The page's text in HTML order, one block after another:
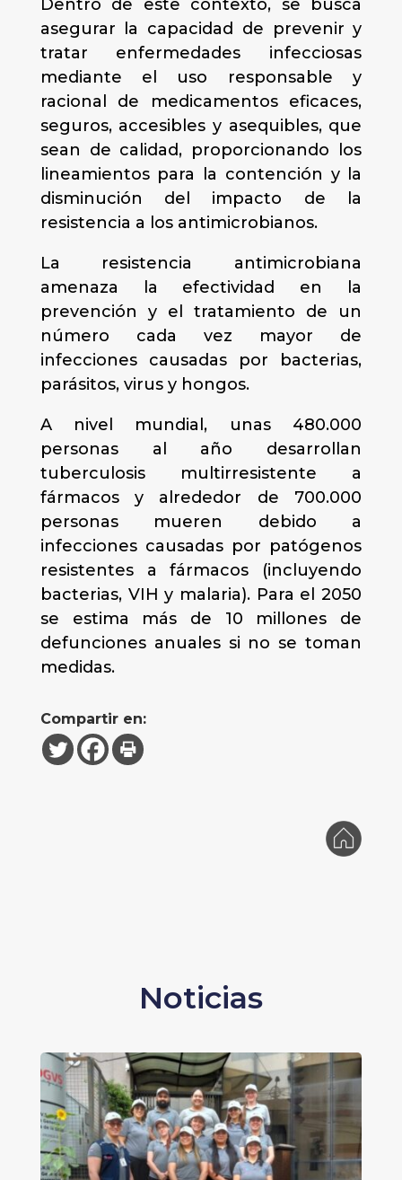
Dentro de este contexto, se busca
asegurar la capacidad de prevenir y
tratar enfermedades infecciosas
mediante el uso responsable y
racional de medicamentos eficaces,
seguros, accesibles y asequibles, que
sean de calidad, proporcionando los
lineamientos para la contención y la
disminución del impacto de la
resistencia a los antimicrobianos.
La resistencia antimicrobiana
amenaza la efectividad en la
prevención y el tratamiento de un
número cada vez mayor de
infecciones causadas por bacterias,
parásitos, virus y hongos.
A nivel mundial, unas 480.000
personas al año desarrollan
tuberculosis multirresistente a
fármacos y alrededor de 700.000
personas mueren debido a
infecciones causadas por patógenos
resistentes a fármacos (incluyendo
bacterias, VIH y malaria). Para el 2050
se estima más de 10 millones de
defunciones anuales si no se toman
medidas.
Compartir en:
Noticias